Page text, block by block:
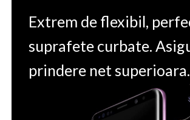
Extrem de flexibil,
suprafete curbate.
prindere net superioara.